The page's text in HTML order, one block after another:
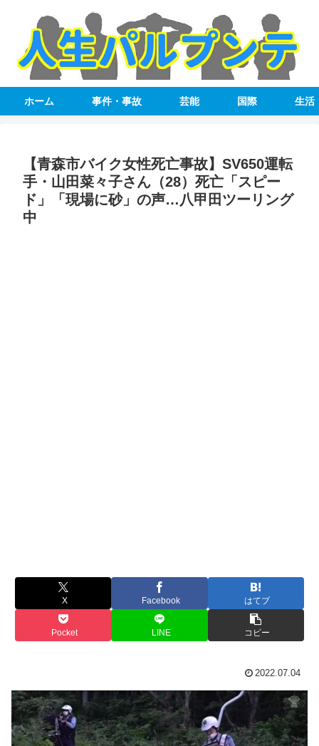
ホーム 事件・事故 芸能 国際 生活
【青森市バイク女性死亡事故】SV650運転
手・山田菜々子さん（28）死亡「スピー
ド」「現場に砂」の声…八甲田ツーリング
中
X Facebook はてブ
Pocket LINE コピー
2022.07.04